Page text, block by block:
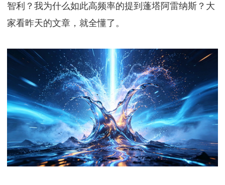
智利？我为什么如此高频率的提到蓬塔阿雷纳斯？大
家看昨天的文章，就全懂了。